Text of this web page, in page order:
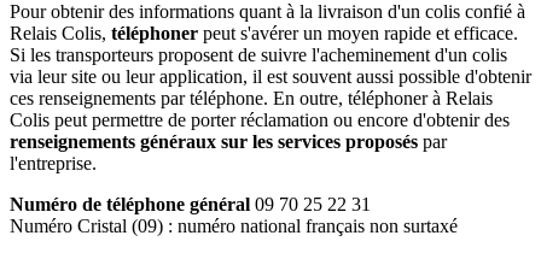
Pour obtenir des informations quant à la livraison d'un colis confié à
Relais Colis, téléphoner peut s'avérer un moyen rapide et efficace.
Si les transporteurs proposent de suivre l'acheminement d'un colis
via leur site ou leur application, il est souvent aussi possible d'obtenir
ces renseignements par téléphone. En outre, téléphoner à Relais
Colis peut permettre de porter réclamation ou encore d'obtenir des
renseignements généraux sur les services proposés par
l'entreprise.
Numéro de téléphone général 09 70 25 22 31
Numéro Cristal (09) : numéro national français non surtaxé